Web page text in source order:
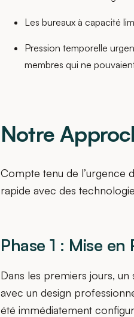
Les bureaux à capacité
Pression temporelle
membres qui ne
Notre
Compte tenu de l’urgence
rapide avec des
Phase 1 : Mise
Dans les premiers jours,
avec un design
été immédiatement